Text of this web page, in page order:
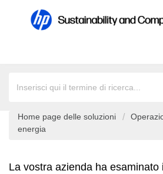
Home page delle soluzioni
energia
La vostra azienda ha esaminato